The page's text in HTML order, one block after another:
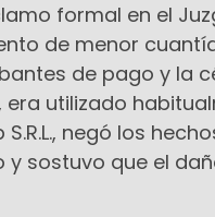
formal en el
de menor
de pago y la
utilizado
negó los
y sostuvo que el